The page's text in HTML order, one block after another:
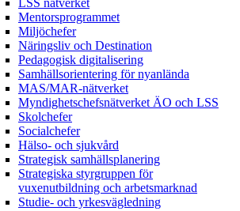
Mentorsprogrammet
Miljöchefer
Näringsliv och Destination
Pedagogisk digitalisering
Samhällsorientering för nyanlända
MAS/MAR-nätverket
Myndighetschefsnätverket ÄO och LSS
Skolchefer
Socialchefer
Hälso- och sjukvård
Strategisk samhällsplanering
Strategiska styrgruppen för
vuxenutbildning och arbetsmarknad
Studie- och yrkesvägledning